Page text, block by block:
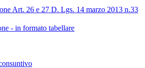
Art. 26 e 27 D. Lgs. 14 marzo 2013 n.33
- in formato tabellare